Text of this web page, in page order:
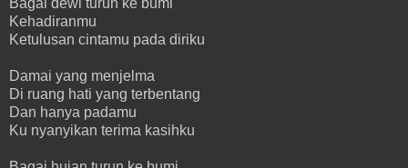
Kehadiranmu
Ketulusan cintamu pada diriku
Damai yang menjelma
Di ruang hati yang terbentang
Dan hanya padamu
Ku nyanyikan terima kasihku